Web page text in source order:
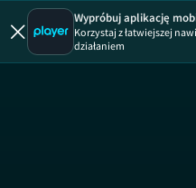
Wypróbuj aplikację
Korzystaj z łatwiejszej
działaniem